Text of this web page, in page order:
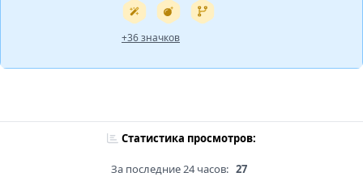
+36 значков
Статистика просмотров:
За последние 24 часов: 27